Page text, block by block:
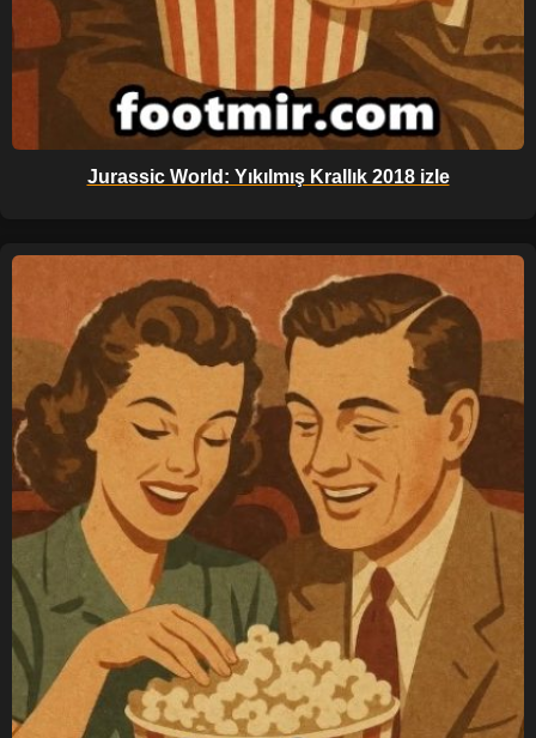
Jurassic World: Yıkılmış Krallık 2018 izle